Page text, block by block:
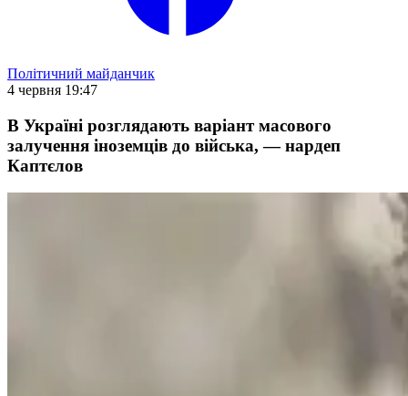
Політичний майданчик
4 червня 19:47
В Україні розглядають варіант масового
залучення іноземців до війська, — нардеп
Каптєлов